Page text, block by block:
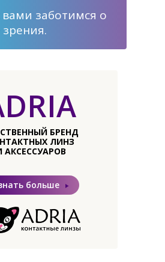
вами заботимся о
зрения.
БРЕНД
ЛИНЗ
АКСЕССУАРОВ
больше